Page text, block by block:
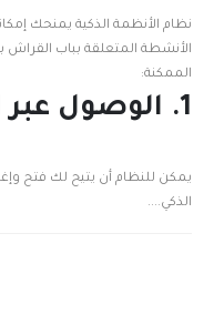
نظام الأنظمة الذكية يمنحك
الأنشطة المتعلقة بباب
الممكنة:
1. الوصول عبر الهاتف الذكي
يمكن للنظام أن يتيح لك فتح
الذكي....